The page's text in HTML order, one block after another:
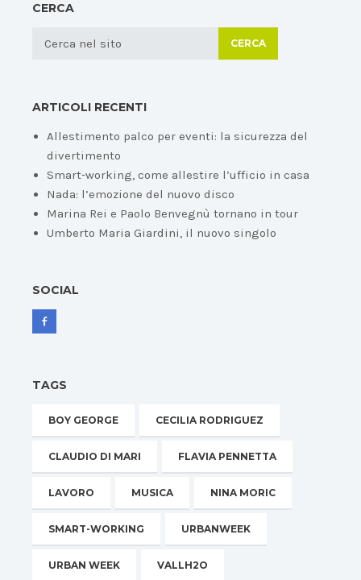
CERCA
CERCA
ARTICOLI RECENTI
Allestimento palco per eventi: la sicurezza del
divertimento
Smart-working, come allestire l’ufficio in casa
Nada: l’emozione del nuovo disco
Marina Rei e Paolo Benvegnù tornano in tour
Umberto Maria Giardini, il nuovo singolo
SOCIAL
TAGS
BOY GEORGE CECILIA RODRIGUEZ
CLAUDIO DI MARI FLAVIA PENNETTA
LAVORO MUSICA NINA MORIC
SMART-WORKING URBANWEEK
URBAN WEEK VALLH2O